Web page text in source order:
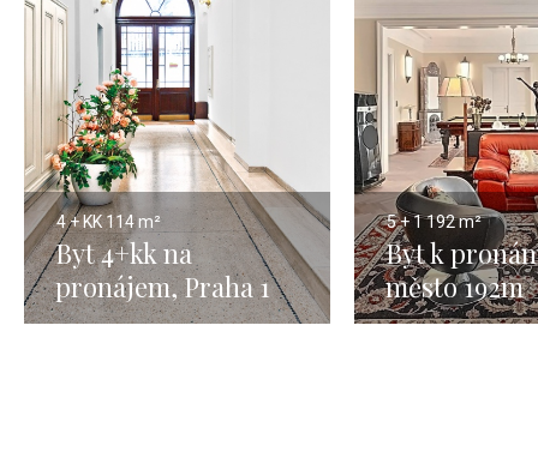
4 + KK114 m²
Byt 4+kk na
pronájem, Praha 1
Petrská čtvrť - 114m
5 + 1192 m²
Byt k
město 192m